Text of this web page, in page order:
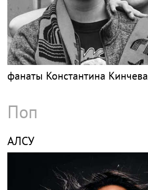
фанаты Константина Кинчева
Поп
АЛСУ